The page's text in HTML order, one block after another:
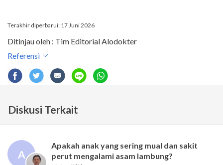
Terakhir diperbarui: 17 Juni 2026